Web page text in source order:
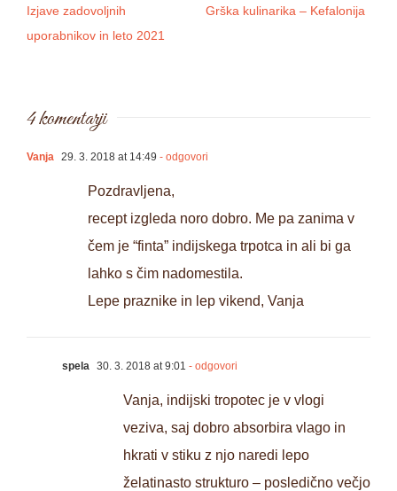
Izjave zadovoljnih
uporabnikov in leto 2021
Grška kulinarika – Kefalonija
4 komentarji
Vanja 29. 3. 2018 at 14:49 - odgovori
Pozdravljena,
recept izgleda noro dobro. Me pa zanima v
čem je “finta” indijskega trpotca in ali bi ga
lahko s čim nadomestila.
Lepe praznike in lep vikend, Vanja
spela 30. 3. 2018 at 9:01 - odgovori
Vanja, indijski tropotec je v vlogi
veziva, saj dobro absorbira vlago in
hkrati v stiku z njo naredi lepo
želatinasto strukturo – posledično večjo